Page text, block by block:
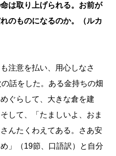
は取り上げられる。お前が
のものになるのか。（ルカ
注意を払い、用心しなさ
話をした。ある金持ちの畑
ぐらして、大きな倉を建
して、「たましいよ、おま
んたくわえてある。さあ安
」（19節、口語訳）と自分